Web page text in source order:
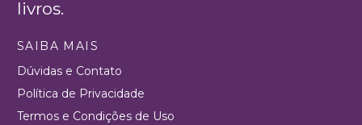
livros.
SAIBA MAIS
Dúvidas e Contato
Política de Privacidade
Termos e Condições de Uso